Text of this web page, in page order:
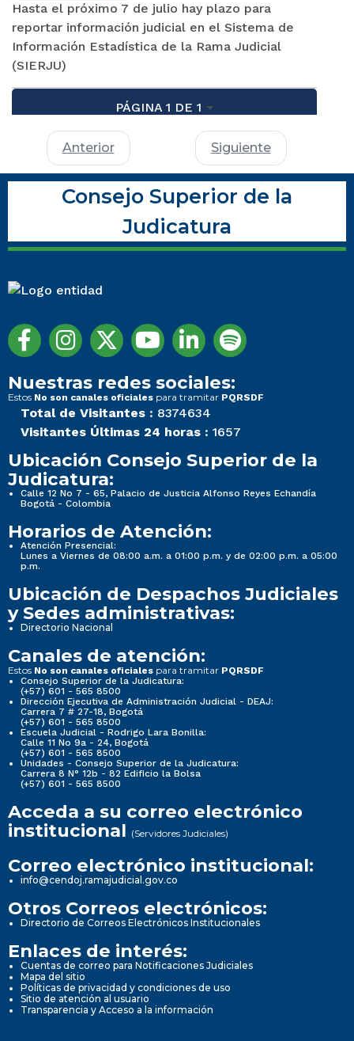
Hasta el próximo 7 de julio hay plazo para
reportar información judicial en el Sistema de
Información Estadística de la Rama Judicial
(SIERJU)
PÁGINA 1 DE 1
Anterior Siguiente
Consejo Superior de la
Judicatura
Nuestras redes sociales:
Estos No son canales oficiales para tramitar PQRSDF
Total de Visitantes : 8374634
Visitantes Últimas 24 horas : 1657
Ubicación Consejo Superior de la
Judicatura:
Calle 12 No 7 - 65, Palacio de Justicia Alfonso Reyes Echandía
Bogotá - Colombia
Horarios de Atención:
Atención Presencial:
Lunes a Viernes de 08:00 a.m. a 01:00 p.m. y de 02:00 p.m. a 05:00
p.m.
Ubicación de Despachos Judiciales
y Sedes administrativas:
Directorio Nacional
Canales de atención:
Estos No son canales oficiales para tramitar PQRSDF
Consejo Superior de la Judicatura:
(+57) 601 - 565 8500
Dirección Ejecutiva de Administración Judicial - DEAJ:
Carrera 7 # 27-18, Bogotá
(+57) 601 - 565 8500
Escuela Judicial - Rodrigo Lara Bonilla:
Calle 11 No 9a - 24, Bogotá
(+57) 601 - 565 8500
Unidades - Consejo Superior de la Judicatura:
Carrera 8 N° 12b - 82 Edificio la Bolsa
(+57) 601 - 565 8500
Acceda a su correo electrónico
institucional (Servidores Judiciales)
Correo electrónico institucional:
info@cendoj.ramajudicial.gov.co
Otros Correos electrónicos:
Directorio de Correos Electrónicos Institucionales
Enlaces de interés:
Cuentas de correo para Notificaciones Judiciales
Mapa del sitio
Políticas de privacidad y condiciones de uso
Sitio de atención al usuario
Transparencia y Acceso a la información